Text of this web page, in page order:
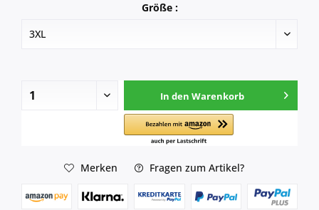
Größe :
In den Warenkorb
Merken Fragen zum Artikel?